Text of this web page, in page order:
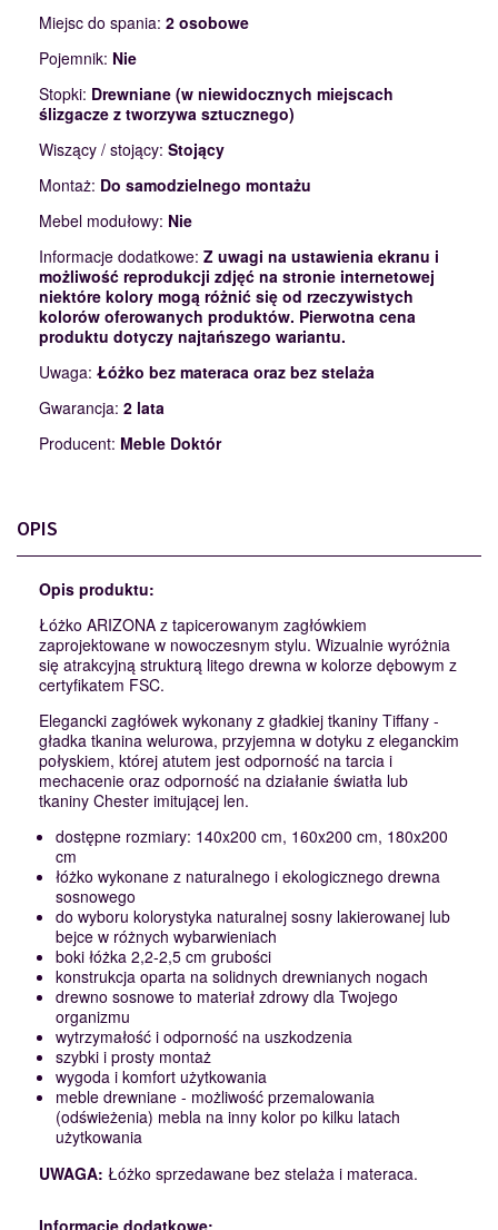
Miejsc do spania: 2 osobowe
Pojemnik: Nie
Stopki: Drewniane (w niewidocznych miejscach
ślizgacze z tworzywa sztucznego)
Wiszący / stojący: Stojący
Montaż: Do samodzielnego montażu
Mebel modułowy: Nie
Informacje dodatkowe: Z uwagi na ustawienia ekranu i
możliwość reprodukcji zdjęć na stronie internetowej
niektóre kolory mogą różnić się od rzeczywistych
kolorów oferowanych produktów. Pierwotna cena
produktu dotyczy najtańszego wariantu.
Uwaga: Łóżko bez materaca oraz bez stelaża
Gwarancja: 2 lata
Producent: Meble Doktór
OPIS
Opis produktu:
Łóżko ARIZONA z tapicerowanym zagłówkiem
zaprojektowane w nowoczesnym stylu. Wizualnie wyróżnia
się atrakcyjną strukturą litego drewna w kolorze dębowym z
certyfikatem FSC.
Elegancki zagłówek wykonany z gładkiej tkaniny Tiffany -
gładka tkanina welurowa, przyjemna w dotyku z eleganckim
połyskiem, której atutem jest odporność na tarcia i
mechacenie oraz odporność na działanie światła lub
tkaniny Chester imitującej len.
dostępne rozmiary: 140x200 cm, 160x200 cm, 180x200
cm
łóżko wykonane z naturalnego i ekologicznego drewna
sosnowego
do wyboru kolorystyka naturalnej sosny lakierowanej lub
bejce w różnych wybarwieniach
boki łóżka 2,2-2,5 cm grubości
konstrukcja oparta na solidnych drewnianych nogach
drewno sosnowe to materiał zdrowy dla Twojego
organizmu
wytrzymałość i odporność na uszkodzenia
szybki i prosty montaż
wygoda i komfort użytkowania
meble drewniane - możliwość przemalowania
(odświeżenia) mebla na inny kolor po kilku latach
użytkowania
UWAGA: Łóżko sprzedawane bez stelaża i materaca.